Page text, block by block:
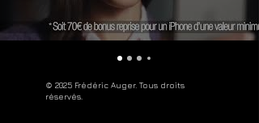
© 2025 Frédéric Auger. Tous droits
réservés.